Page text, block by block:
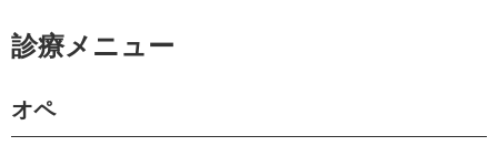
診療メニュー
オペ